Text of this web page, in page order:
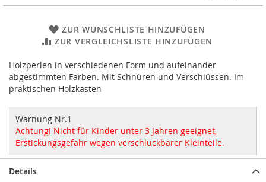
ZUR WUNSCHLISTE HINZUFÜGEN
ZUR VERGLEICHSLISTE HINZUFÜGEN
Holzperlen in verschiedenen Form und aufeinander
abgestimmten Farben. Mit Schnüren und Verschlüssen. Im
praktischen Holzkasten
Warnung Nr.1
Achtung! Nicht für Kinder unter 3 Jahren geeignet,
Erstickungsgefahr wegen verschluckbarer Kleinteile.
Details